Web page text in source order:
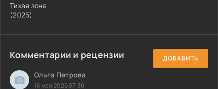
Тихая зона
(2025)
Комментарии и рецензии ДОБАВИТЬ
Ольга Петрова
16 мая 2026 07:30